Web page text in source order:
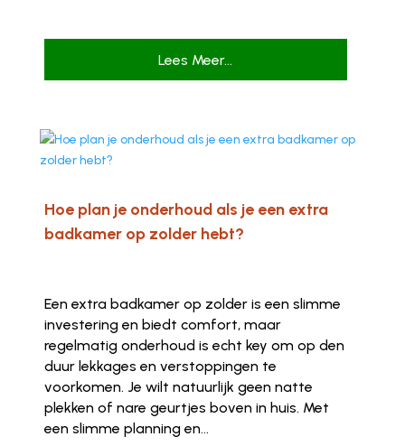
Lees Meer...
Hoe plan je onderhoud als je een extra
badkamer op zolder hebt?
Een extra badkamer op zolder is een slimme
investering en biedt comfort, maar
regelmatig onderhoud is echt key om op den
duur lekkages en verstoppingen te
voorkomen. Je wilt natuurlijk geen natte
plekken of nare geurtjes boven in huis. Met
een slimme planning en...